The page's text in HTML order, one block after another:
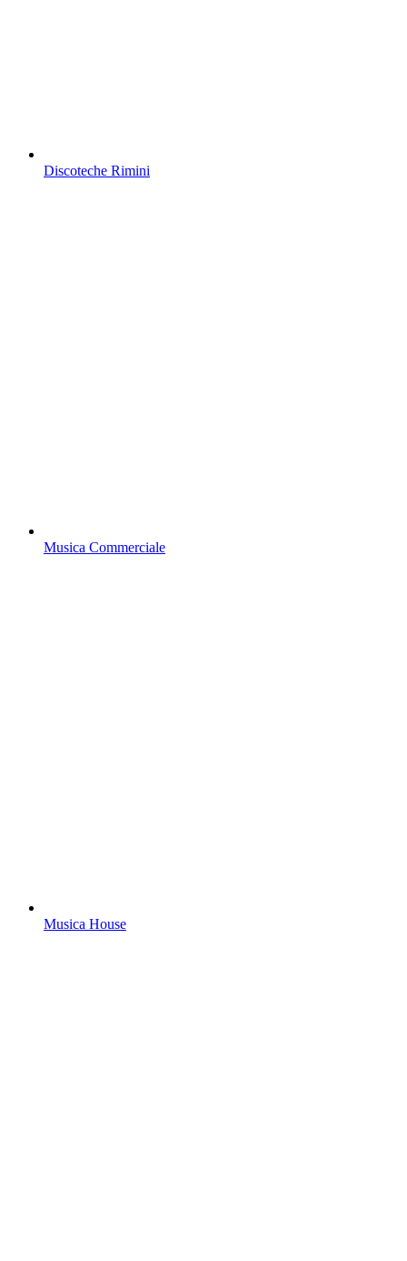
Discoteche Rimini
Musica Commerciale
Musica House